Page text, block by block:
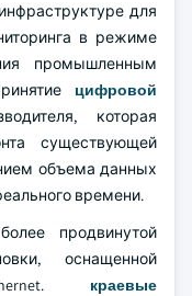
для
в режиме
промышленным
цифровой
которая
существующей
объема данных
времени.
продвинутой
оснащенной
краевые